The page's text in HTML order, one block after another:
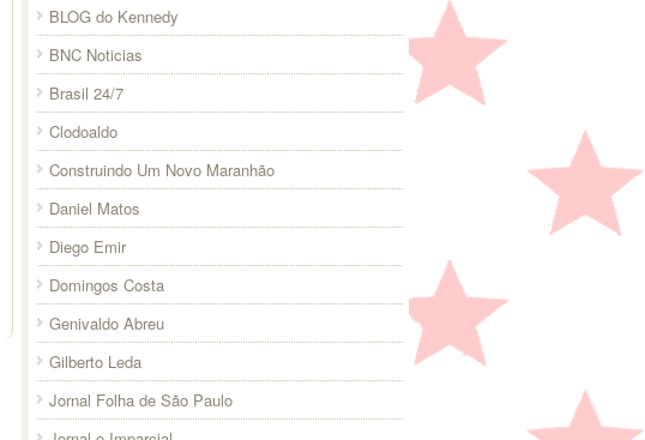
BLOG do Kennedy
BNC Noticias
Brasil 24/7
Clodoaldo
Construindo Um Novo Maranhão
Daniel Matos
Diego Emir
Domingos Costa
Genivaldo Abreu
Gilberto Leda
Jornal Folha de São Paulo